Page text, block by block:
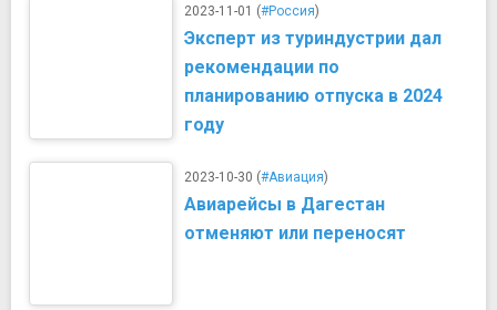
2023-11-01 (#Россия)
Эксперт из туриндустрии дал
рекомендации по
планированию отпуска в 2024
году
2023-10-30 (#Авиация)
Авиарейсы в Дагестан
отменяют или переносят